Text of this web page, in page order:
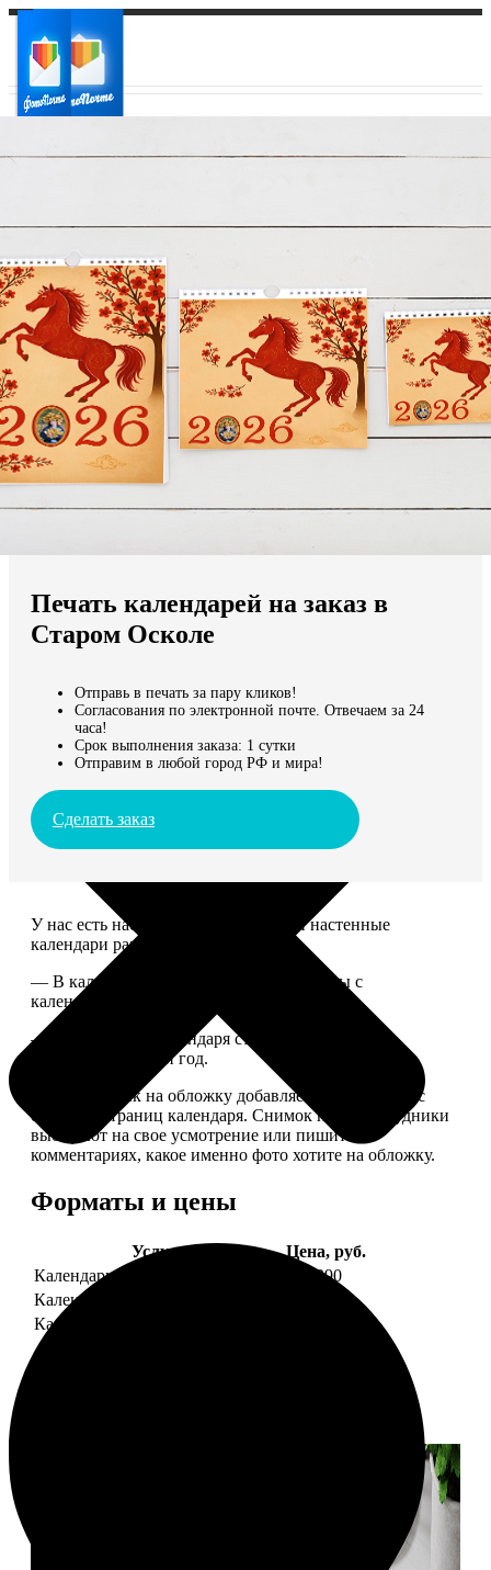
Ваш регион доставки
Выберите из списка:
Мы доставляем по всему миру
Продолжить без города
Печать календарей на заказ в
Старом Осколе
Отправь в печать за пару кликов!
Согласования по электронной почте. Отвечаем за 24
часа!
Срок выполнения заказа: 1 сутки
Отправим в любой город РФ и мира!
Сделать заказ
У нас есть настольные, магнитные и настенные
календари разных размеров.
— В календаре 13 листов: обложка+листы с
календарной сеткой.
— Обложка для календаря стандартная, дизайн
обновляем каждый год.
— В кружочек на обложку добавляем фотографию с
одной из страниц календаря. Снимок наши сотрудники
выбирают на свое усмотрение или пишите в
комментариях, какое именно фото хотите на обложку.
Форматы и цены
Услуга
Цена, руб.
Календарь настенный
от 1290
Календарь "домик"
Календарь магнитный отрывной